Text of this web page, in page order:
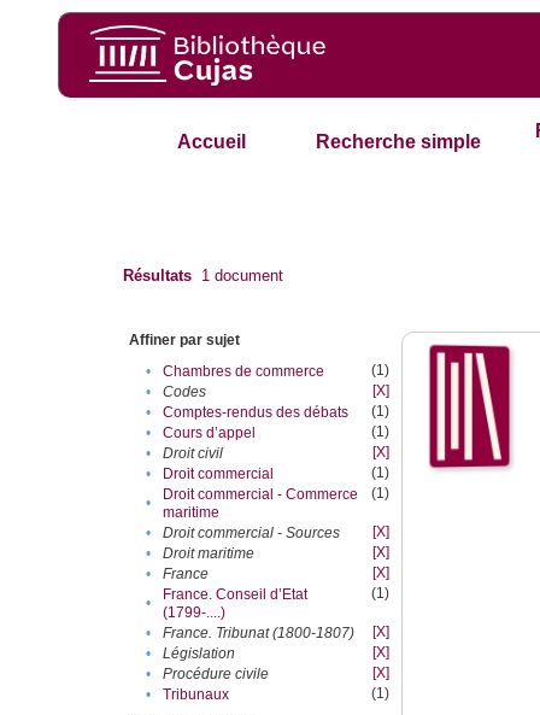
Accueil Recherche simple
Résultats 1 document
Affiner par sujet
•
Chambres de commerce
(1)
•
Codes
[X]
•
Comptes-rendus des débats
(1)
•
Cours d’appel
(1)
•
Droit civil
[X]
•
Droit commercial
(1)
•
Droit commercial - Commerce
maritime
(1)
• Droit commercial - Sources
[X]
•
Droit maritime
[X]
•
France
[X]
•
France. Conseil d’Etat
(1799-....)
(1)
• France. Tribunat (1800-1807)
[X]
•
Législation
[X]
•
Procédure civile
[X]
•
Tribunaux
(1)